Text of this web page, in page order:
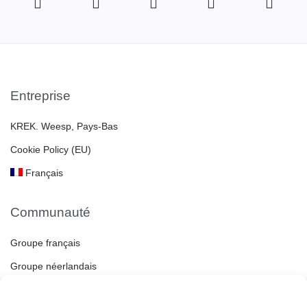
Entreprise
KREK. Weesp, Pays-Bas
Cookie Policy (EU)
Français
Communauté
Groupe français
Groupe néerlandais